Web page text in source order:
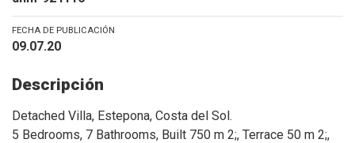
FECHA DE PUBLICACIÓN
09.07.20
Descripción
Detached Villa, Estepona, Costa del Sol.
5 Bedrooms, 7 Bathrooms, Built 750 m 2;, Terrace 50 m 2;,